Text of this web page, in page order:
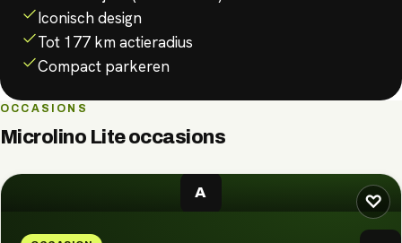
Iconisch design
Tot 177 km actieradius
Compact parkeren
OCCASIONS
Microlino Liteoccasions
♡
A